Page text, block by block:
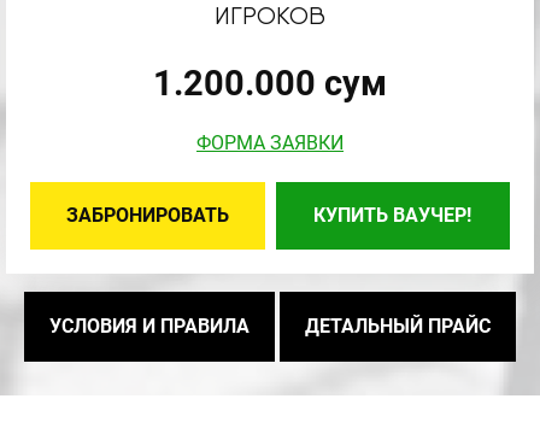
ИГРОКОВ
1.200.000 сум
ФОРМА ЗАЯВКИ
ЗАБРОНИРОВАТЬ КУПИТЬ ВАУЧЕР!
УСЛОВИЯ И ПРАВИЛА ДЕТАЛЬНЫЙ ПРАЙС